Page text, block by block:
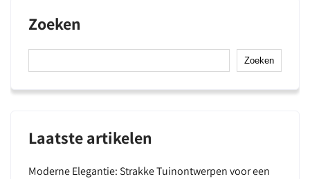
Zoeken
Zoeken
Laatste artikelen
Moderne Elegantie: Strakke Tuinontwerpen voor een